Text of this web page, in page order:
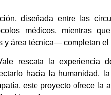
diseñada entre las
médicos, mientras
y área técnica— completan el
rescata la experiencia
hacia la humanidad,
este proyecto ofrece la